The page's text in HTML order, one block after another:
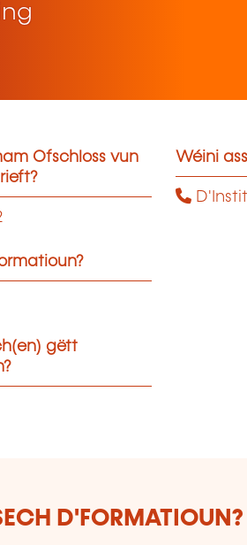
Ofschloss vun
gëtt
Wéini
D'FORMATIOUN?